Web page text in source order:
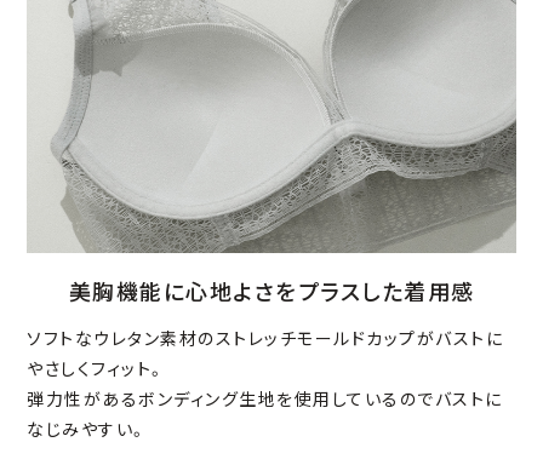
美胸機能に心地よさをプラスした着用感
ソフトなウレタン素材のストレッチモールドカップがバストに
やさしくフィット。
弾力性があるボンディング生地を使用しているのでバストに
なじみやすい。